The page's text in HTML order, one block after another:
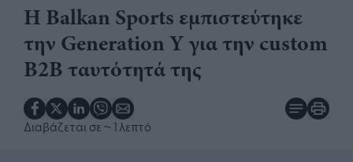
Η Balkan Sports εμπιστεύτηκε
την Generation Y για την custom
B2B ταυτότητά της
Διαβάζεται σε ~ 1 λεπτό